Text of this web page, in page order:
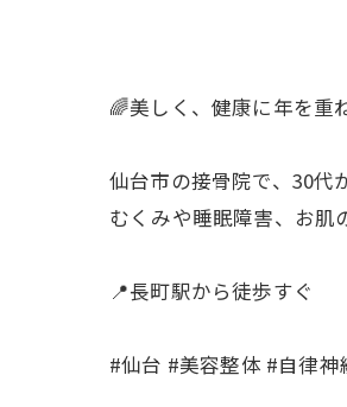
🌈美しく、健康に年を重
仙台市の接骨院で、30代
むくみや睡眠障害、お肌
📍長町駅から徒歩すぐ
#仙台 #美容整体 #自律